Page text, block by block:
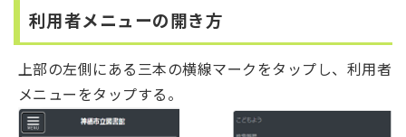
利用者メニューの開き方
上部の左側にある三本の横線マークをタップし、利用者
メニューをタップする。